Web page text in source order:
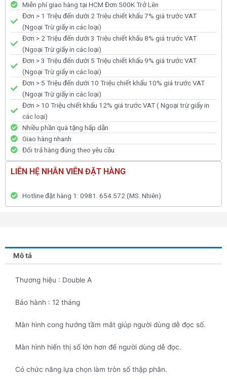
Miễn phí giao hàng tại HCM Đơn 500K Trở Lên
Đơn > 1 Triệu đến dưới 2 Triệu chiết khấu 7% giá trước VAT
(Ngoại Trừ giấy in các loại)
Đơn > 2 Triệu đến dưới 3 Triệu chiết khấu 8% giá trước VAT
(Ngoại Trừ giấy in các loại)
Đơn > 3 Triệu đến dưới 5 Triệu chiết khấu 9% giá trước VAT
(Ngoại Trừ giấy in các loại)
Đơn > 5 Triệu đến dưới 10 Triệu chiết khấu 10% giá trước VAT
(Ngoại Trừ giấy in các loại)
Đơn > 10 Triệu chiết khấu 12% giá trước VAT ( Ngoại trừ giấy in
các loại)
Nhiều phần quà tặng hấp dẫn
Giao hàng nhanh
Đổi trả hàng đúng theo yêu cầu
LIÊN HỆ NHÂN VIÊN ĐẶT HÀNG
Hotline đặt hàng 1: 0981. 654.572 (MS. Nhiên)
Mô tả
Thương hiệu : Double A
Bảo hành : 12 tháng
Màn hình cong hướng tầm mắt giúp người dùng dễ đọc số.
Màn hình hiển thị số lớn hơn để người dùng dễ đọc.
Có chức năng lựa chọn làm tròn số thập phân.